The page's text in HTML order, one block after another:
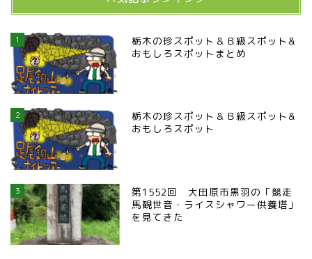
1
栃木の珍スポット＆Ｂ級スポット&
おもしろスポットまとめ
2
栃木の珍スポット＆Ｂ級スポット&
おもしろスポット
3
第1552回 大田原市黒羽の「競走
馬観世音・ライスシャワー供養塔」
を見てきた